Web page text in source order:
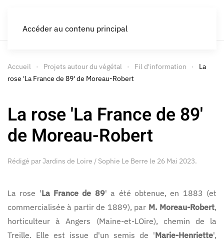
Accéder au contenu principal
Accueil Projets autour du végétal Fil d'information
La
rose 'La France de 89' de Moreau-Robert
La rose 'La France de 89'
de Moreau-Robert
Rédigé par Jardins de Loire / Sophie Le Berre le 26 Mai 2023.
La rose 'La France de 89' a été obtenue, en 1883 (et
commercialisée à partir de 1889), par M. Moreau-Robert,
horticulteur à Angers (Maine-et-LOire), chemin de la
Treille. Elle est issue d'un semis de 'Marie-Henriette',